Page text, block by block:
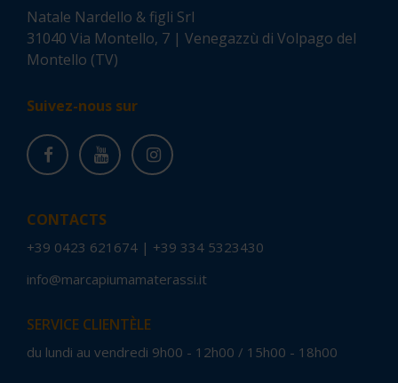
Natale Nardello & figli Srl
31040 Via Montello, 7 | Venegazzù di Volpago del
Montello (TV)
Suivez-nous sur
CONTACTS
+39 0423 621674 | +39 334 5323430
info@marcapiumamaterassi.it
SERVICE CLIENTÈLE
du lundi au vendredi 9h00 - 12h00 / 15h00 - 18h00